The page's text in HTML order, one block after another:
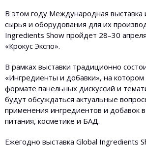
В этом году Международная выставка
сырья и оборудования для их
Ingredients Show пройдет 28–30
«Крокус Экспо».
В рамках выставки традиционно
«Ингредиенты и добавки», на котором
формате панельных дискуссий и
будут обсуждаться актуальные
применения ингредиентов и добавок
питания, косметике и БАД.
Ежегодно выставка Global Ingredients